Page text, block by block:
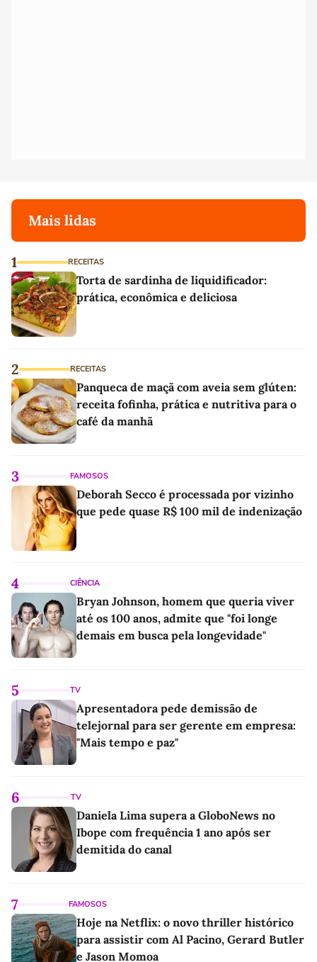
Mais lidas
1 RECEITAS
Torta de sardinha de liquidificador:
prática, econômica e deliciosa
2 RECEITAS
Panqueca de maçã com aveia sem glúten:
receita fofinha, prática e nutritiva para o
café da manhã
3 FAMOSOS
Deborah Secco é processada por vizinho
que pede quase R$ 100 mil de indenização
4 CIÊNCIA
Bryan Johnson, homem que queria viver
até os 100 anos, admite que "foi longe
demais em busca pela longevidade"
5 TV
Apresentadora pede demissão de
telejornal para ser gerente em empresa:
"Mais tempo e paz"
6 TV
Daniela Lima supera a GloboNews no
Ibope com frequência 1 ano após ser
demitida do canal
7 FAMOSOS
Hoje na Netflix: o novo thriller histórico
para assistir com Al Pacino, Gerard Butler
e Jason Momoa